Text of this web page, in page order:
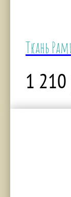
Ткань
1 210